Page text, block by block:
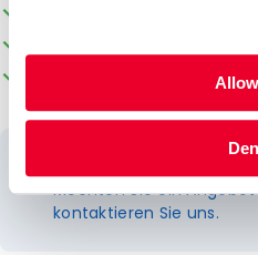
Möchten Sie ein
kontaktieren Sie uns.